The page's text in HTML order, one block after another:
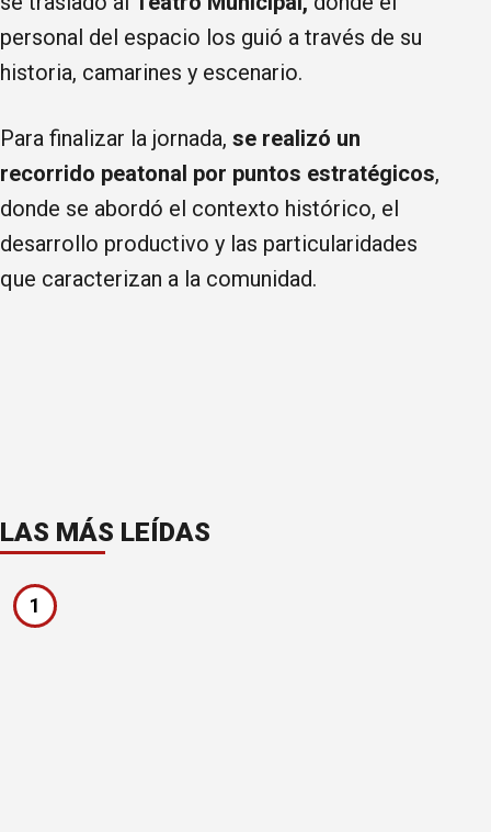
personal del espacio los guió a través de su
historia, camarines y escenario.
Para finalizar la jornada, se realizó un
recorrido peatonal por puntos estratégicos,
donde se abordó el contexto histórico, el
desarrollo productivo y las particularidades
que caracterizan a la comunidad.
LAS MÁS LEÍDAS
1